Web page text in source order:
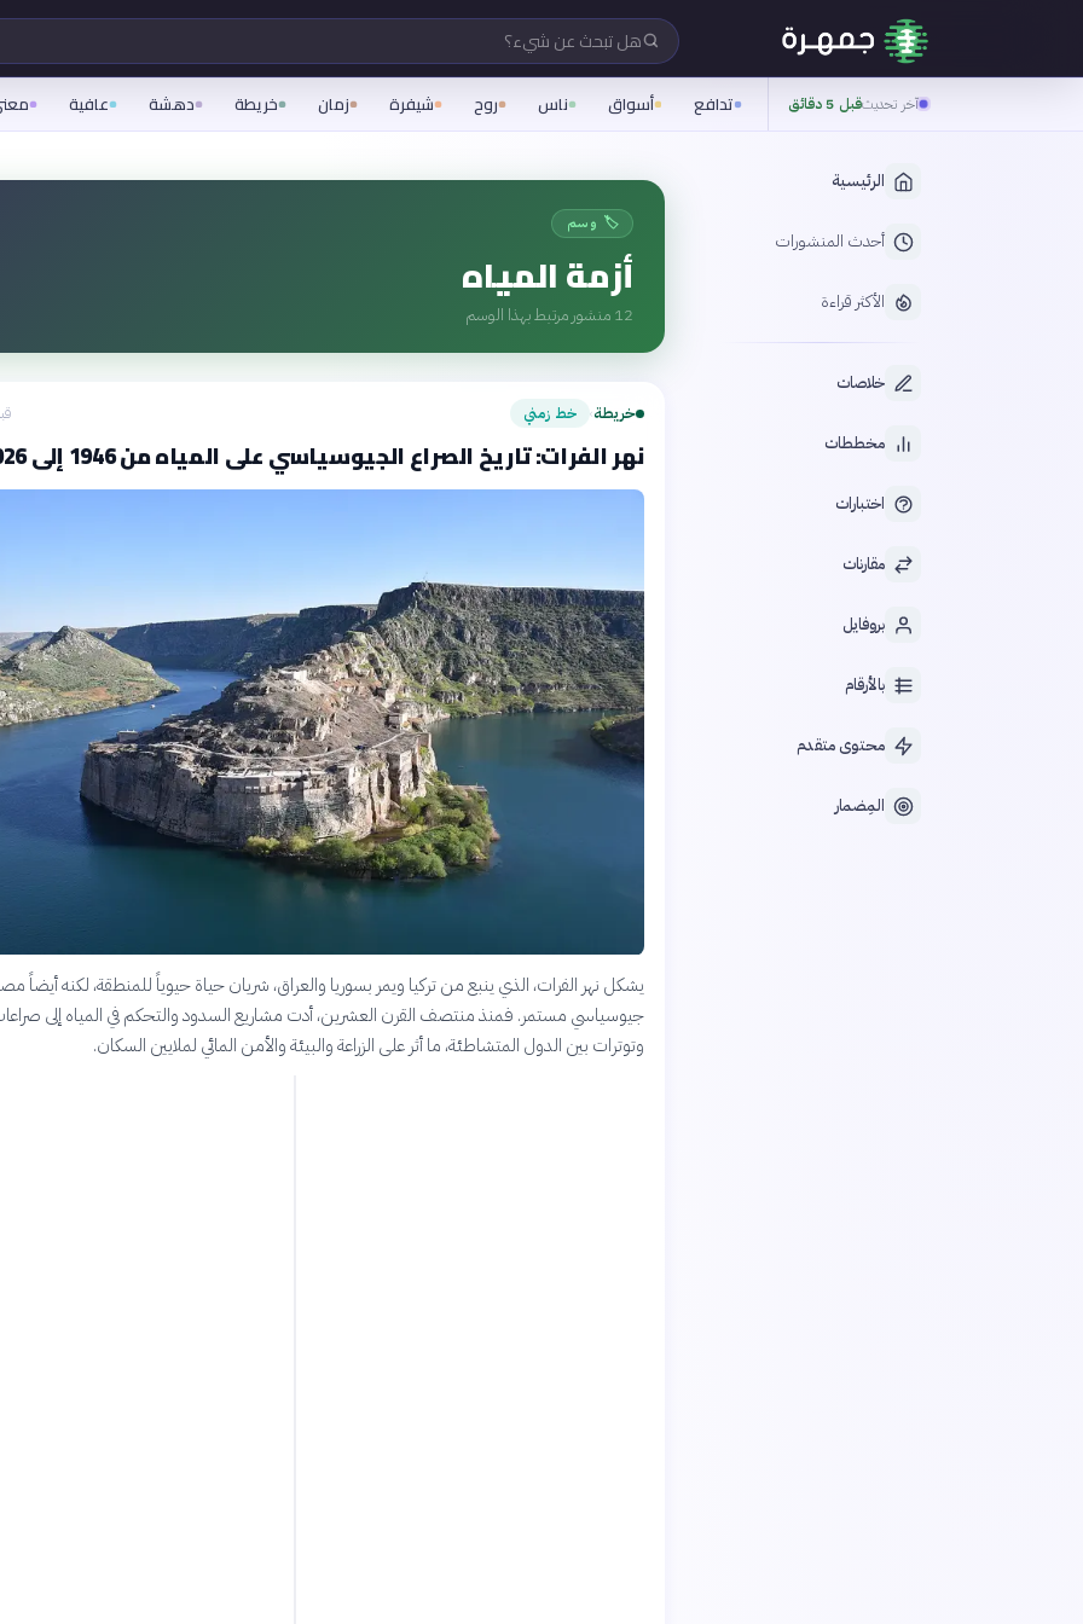
هل تبحث عن شيء؟
آخر تحديثقبل 5 دقائق تدافع أسواق ناس روح شيفرة زمان خريطة دهشة عافية
الرئيسية
أحدث المنشورات
الأكثر قراءة
خلاصات
مخططات
اختبارات
مقارنات
بروفايل
بالأرقام
محتوى متقدم
المِضمار
🏷️ وسم
أزمة المياه
12 منشور مرتبط بهذا الوسم
خريطة› خط زمني قبل
نهر الفرات: تاريخ الصراع الجيوسياسي على المياه من 1946 إلى 2026
يشكل نهر الفرات، الذي ينبع من تركيا ويمر بسوريا والعراق، شريان حياة حيوياً للمنطقة، لكنه أيضاً
جيوسياسي مستمر. فمنذ منتصف القرن العشرين، أدت مشاريع السدود والتحكم في المياه إلى
وتوترات بين الدول المتشاطئة، ما أثر على الزراعة والبيئة والأمن المائي لملايين السكان.